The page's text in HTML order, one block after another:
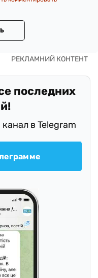
последних
в Telegram